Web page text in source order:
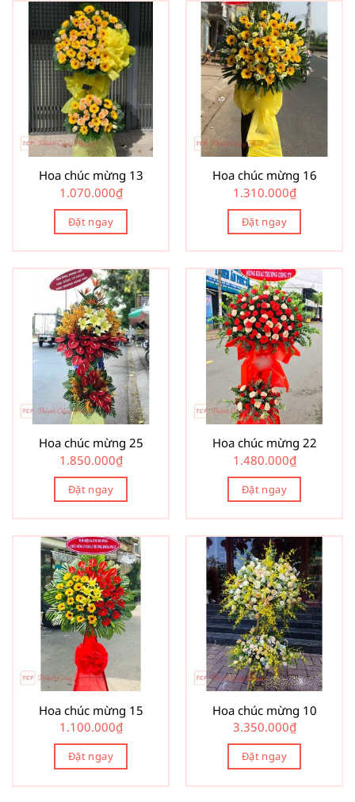
Hoa chúc mừng 13
1.070.000₫
Đặt ngay
Hoa chúc mừng 16
1.310.000₫
Đặt ngay
Hoa chúc mừng 25
1.850.000₫
Đặt ngay
Hoa chúc mừng 22
1.480.000₫
Đặt ngay
Hoa chúc mừng 15
1.100.000₫
Đặt ngay
Hoa chúc mừng 10
3.350.000₫
Đặt ngay